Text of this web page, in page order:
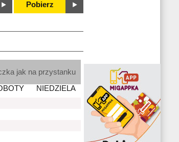
Pobierz
jak na przystanku
NIEDZIELA